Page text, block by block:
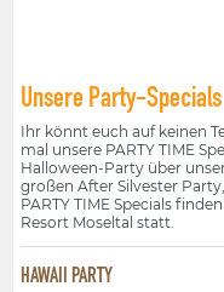
Unsere Party-Specials
Ihr könnt euch auf keinen
mal unsere PARTY TIME
Halloween-Party über
großen After Silvester
PARTY TIME Specials
Resort Moseltal statt.
HAWAII PARTY